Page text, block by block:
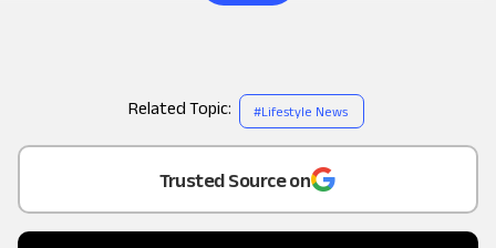
as a
Trusted Source on
Related Topic: #Lifestyle News